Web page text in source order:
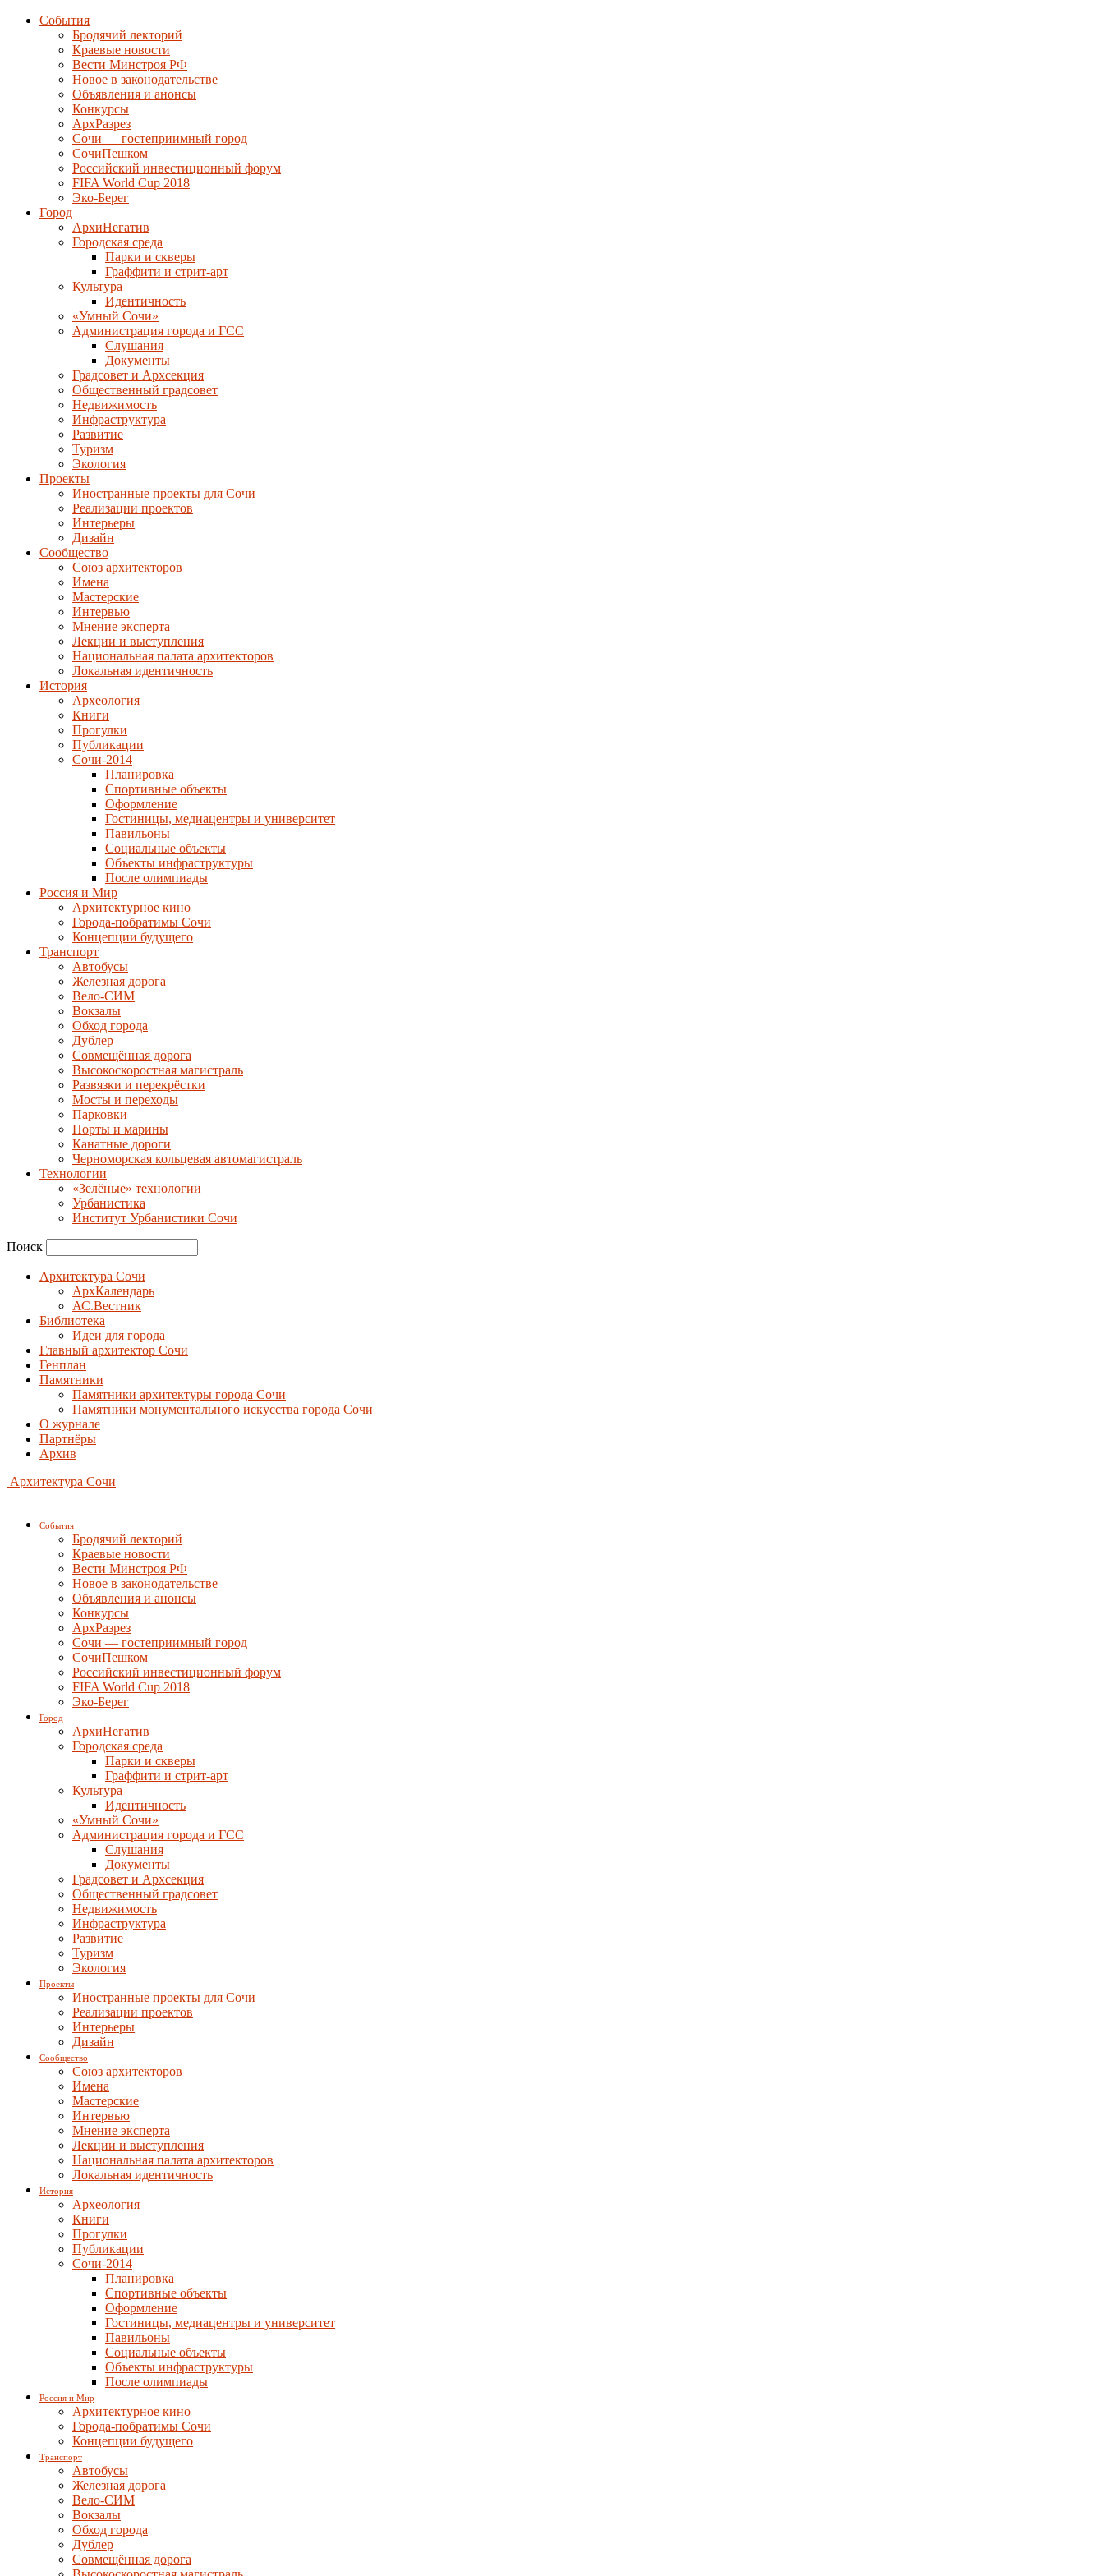
События
Бродячий лекторий
Краевые новости
Вести Минстроя РФ
Новое в законодательстве
Объявления и анонсы
Конкурсы
АрхРазрез
Сочи — гостеприимный город
СочиПешком
Российский инвестиционный форум
FIFA World Cup 2018
Эко-Берег
Город
АрхиНегатив
Городская среда
Парки и скверы
Граффити и стрит-арт
Культура
Идентичность
«Умный Сочи»
Администрация города и ГСС
Слушания
Документы
Градсовет и Архсекция
Общественный градсовет
Недвижимость
Инфраструктура
Развитие
Туризм
Экология
Проекты
Иностранные проекты для Сочи
Реализации проектов
Интерьеры
Дизайн
Сообщество
Союз архитекторов
Имена
Мастерские
Интервью
Мнение эксперта
Лекции и выступления
Национальная палата архитекторов
Локальная идентичность
История
Археология
Книги
Прогулки
Публикации
Сочи-2014
Планировка
Спортивные объекты
Оформление
Гостиницы, медиацентры и университет
Павильоны
Социальные объекты
Объекты инфраструктуры
После олимпиады
Россия и Мир
Архитектурное кино
Города-побратимы Сочи
Концепции будущего
Транспорт
Автобусы
Железная дорога
Вело-СИМ
Вокзалы
Обход города
Дублер
Совмещённая дорога
Высокоскоростная магистраль
Развязки и перекрёстки
Мосты и переходы
Парковки
Порты и марины
Канатные дороги
Черноморская кольцевая автомагистраль
Технологии
«Зелёные» технологии
Урбанистика
Институт Урбанистики Сочи
Поиск
Архитектура Сочи
АрхКалендарь
АС.Вестник
Библиотека
Идеи для города
Главный архитектор Сочи
Генплан
Памятники
Памятники архитектуры города Сочи
Памятники монументального искусства города Сочи
О журнале
Партнёры
Архив
Архитектура Сочи
События
Бродячий лекторий
Краевые новости
Вести Минстроя РФ
Новое в законодательстве
Объявления и анонсы
Конкурсы
АрхРазрез
Сочи — гостеприимный город
СочиПешком
Российский инвестиционный форум
FIFA World Cup 2018
Эко-Берег
Город
АрхиНегатив
Городская среда
Парки и скверы
Граффити и стрит-арт
Культура
Идентичность
«Умный Сочи»
Администрация города и ГСС
Слушания
Документы
Градсовет и Архсекция
Общественный градсовет
Недвижимость
Инфраструктура
Развитие
Туризм
Экология
Проекты
Иностранные проекты для Сочи
Реализации проектов
Интерьеры
Дизайн
Сообщество
Союз архитекторов
Имена
Мастерские
Интервью
Мнение эксперта
Лекции и выступления
Национальная палата архитекторов
Локальная идентичность
История
Археология
Книги
Прогулки
Публикации
Сочи-2014
Планировка
Спортивные объекты
Оформление
Гостиницы, медиацентры и университет
Павильоны
Социальные объекты
Объекты инфраструктуры
После олимпиады
Россия и Мир
Архитектурное кино
Города-побратимы Сочи
Концепции будущего
Транспорт
Автобусы
Железная дорога
Вело-СИМ
Вокзалы
Обход города
Дублер
Совмещённая дорога